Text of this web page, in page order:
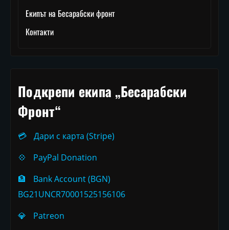
Екипът на Бесарабски фронт
Контакти
Подкрепи екипа „Бесарабски
Фронт“
💳
Дари с карта (Stripe)
💠
PayPal Donation
🏦
Bank Account (BGN)
BG21UNCR70001525156106
💎
Patreon